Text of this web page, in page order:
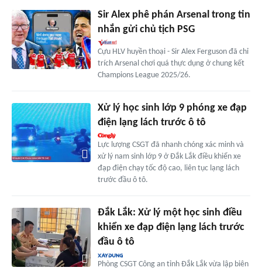
Sir Alex phê phán Arsenal trong tin
nhắn gửi chủ tịch PSG
Cựu HLV huyền thoại - Sir Alex Ferguson đã chỉ
trích Arsenal chơi quá thực dụng ở chung kết
Champions League 2025/26.
Xử lý học sinh lớp 9 phóng xe đạp
điện lạng lách trước ô tô
Lực lượng CSGT đã nhanh chóng xác minh và
xử lý nam sinh lớp 9 ở Đắk Lắk điều khiển xe
đạp điện chạy tốc độ cao, liên tục lạng lách
trước đầu ô tô.
Đắk Lắk: Xử lý một học sinh điều
khiển xe đạp điện lạng lách trước
đầu ô tô
Phòng CSGT Công an tỉnh Đắk Lắk vừa lập biên